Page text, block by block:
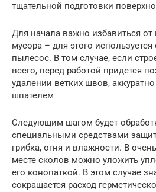
тщательной подготовки
Для начала важно избавиться
мусора – для этого
пылесос. В том случае, если
всего, перед работой придется
удалении ветких швов,
шпателем
Следующим шагом будет
специальными средствами
грибка, огня и влажности. В
месте сколов можно уложить
его конопаткой. В этом случае
сокращается расход